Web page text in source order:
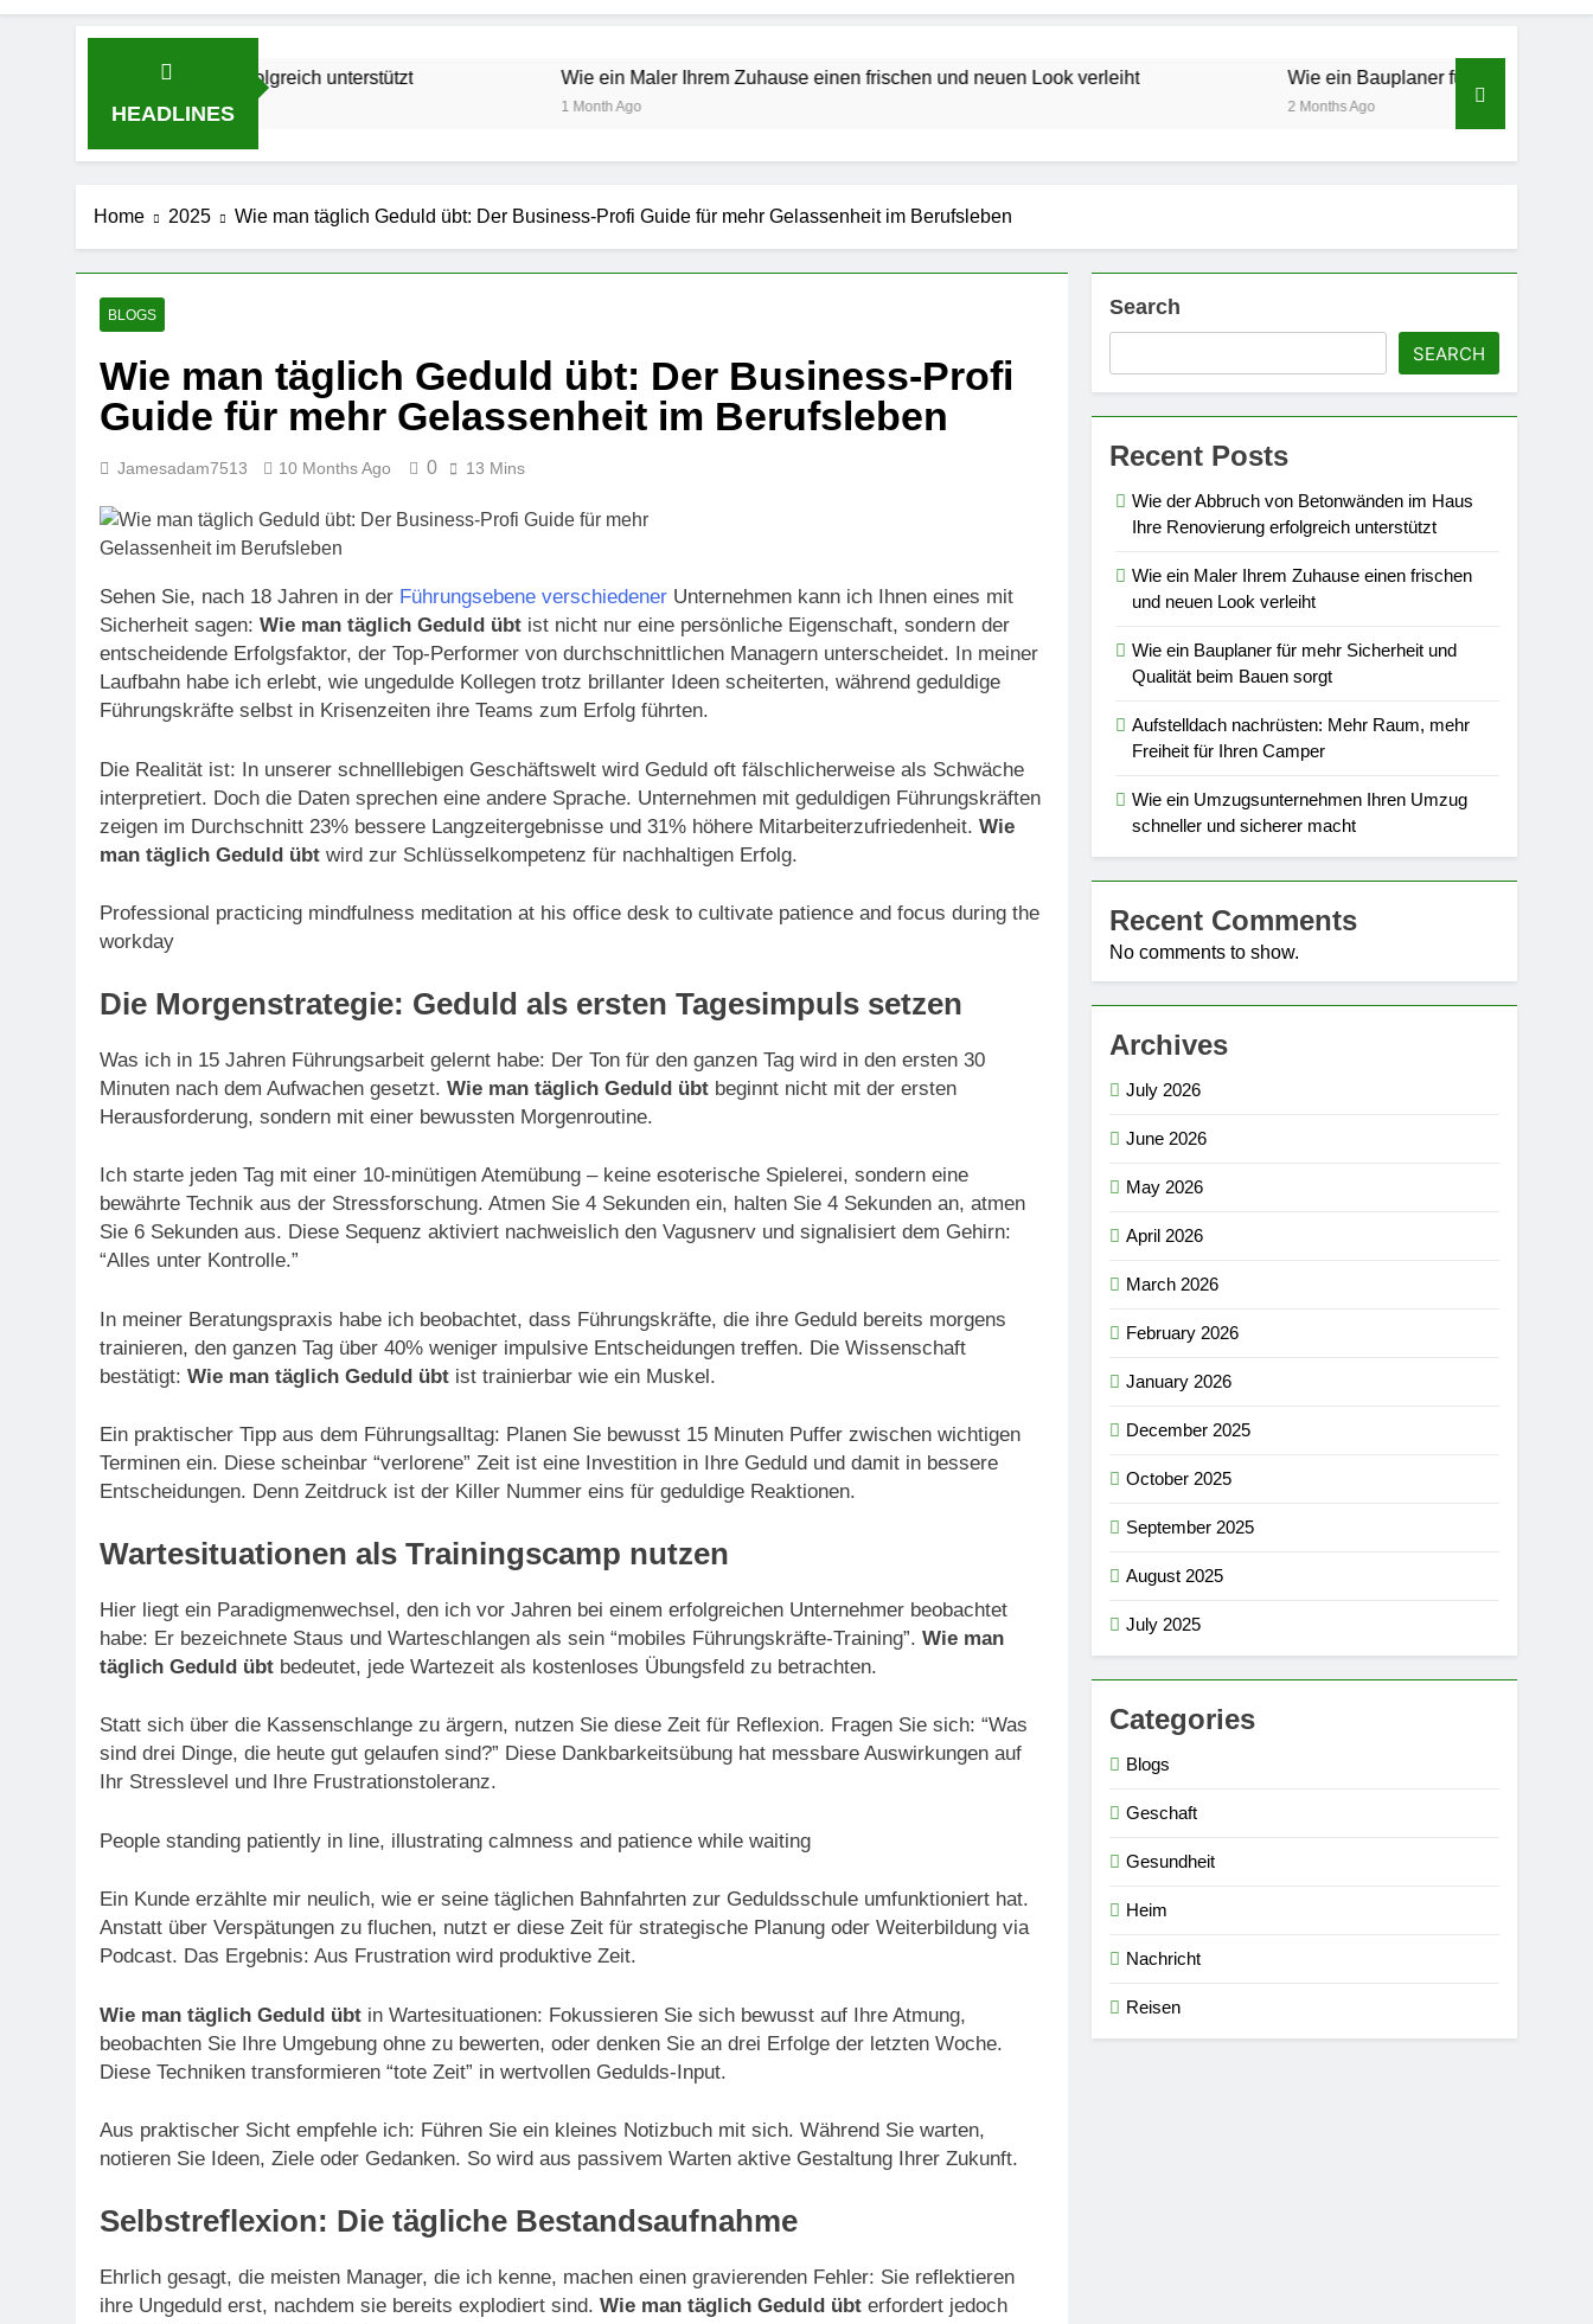
HEADLINES
erfolgreich unterstützt Wie ein Maler Ihrem Zuhause einen frischen und neuen Look verleiht Wie ein Bauplaner für mehr Sicherheit und
Home 2025 Wie man täglich Geduld übt: Der Business-Profi Guide für mehr Gelassenheit im Berufsleben
BLOGS
Wie man täglich Geduld übt: Der Business-Profi
Guide für mehr Gelassenheit im Berufsleben
Jamesadam7513 10 Months Ago 0 13 Mins
Sehen Sie, nach 18 Jahren in der Führungsebene verschiedener Unternehmen kann ich Ihnen eines mit
Sicherheit sagen: Wie man täglich Geduld übt ist nicht nur eine persönliche Eigenschaft, sondern der
entscheidende Erfolgsfaktor, der Top-Performer von durchschnittlichen Managern unterscheidet. In meiner
Laufbahn habe ich erlebt, wie ungedulde Kollegen trotz brillanter Ideen scheiterten, während geduldige
Führungskräfte selbst in Krisenzeiten ihre Teams zum Erfolg führten.
Die Realität ist: In unserer schnelllebigen Geschäftswelt wird Geduld oft fälschlicherweise als Schwäche
interpretiert. Doch die Daten sprechen eine andere Sprache. Unternehmen mit geduldigen Führungskräften
zeigen im Durchschnitt 23% bessere Langzeitergebnisse und 31% höhere Mitarbeiterzufriedenheit. Wie
man täglich Geduld übt wird zur Schlüsselkompetenz für nachhaltigen Erfolg.
Professional practicing mindfulness meditation at his office desk to cultivate patience and focus during the
workday
Die Morgenstrategie: Geduld als ersten Tagesimpuls setzen
Was ich in 15 Jahren Führungsarbeit gelernt habe: Der Ton für den ganzen Tag wird in den ersten 30
Minuten nach dem Aufwachen gesetzt. Wie man täglich Geduld übt beginnt nicht mit der ersten
Herausforderung, sondern mit einer bewussten Morgenroutine.
Ich starte jeden Tag mit einer 10-minütigen Atemübung – keine esoterische Spielerei, sondern eine
bewährte Technik aus der Stressforschung. Atmen Sie 4 Sekunden ein, halten Sie 4 Sekunden an, atmen
Sie 6 Sekunden aus. Diese Sequenz aktiviert nachweislich den Vagusnerv und signalisiert dem Gehirn:
“Alles unter Kontrolle.”
In meiner Beratungspraxis habe ich beobachtet, dass Führungskräfte, die ihre Geduld bereits morgens
trainieren, den ganzen Tag über 40% weniger impulsive Entscheidungen treffen. Die Wissenschaft
bestätigt: Wie man täglich Geduld übt ist trainierbar wie ein Muskel.
Ein praktischer Tipp aus dem Führungsalltag: Planen Sie bewusst 15 Minuten Puffer zwischen wichtigen
Terminen ein. Diese scheinbar “verlorene” Zeit ist eine Investition in Ihre Geduld und damit in bessere
Entscheidungen. Denn Zeitdruck ist der Killer Nummer eins für geduldige Reaktionen.
Wartesituationen als Trainingscamp nutzen
Hier liegt ein Paradigmenwechsel, den ich vor Jahren bei einem erfolgreichen Unternehmer beobachtet
habe: Er bezeichnete Staus und Warteschlangen als sein “mobiles Führungskräfte-Training”. Wie man
täglich Geduld übt bedeutet, jede Wartezeit als kostenloses Übungsfeld zu betrachten.
Statt sich über die Kassenschlange zu ärgern, nutzen Sie diese Zeit für Reflexion. Fragen Sie sich: “Was
sind drei Dinge, die heute gut gelaufen sind?” Diese Dankbarkeitsübung hat messbare Auswirkungen auf
Ihr Stresslevel und Ihre Frustrationstoleranz.
People standing patiently in line, illustrating calmness and patience while waiting
Ein Kunde erzählte mir neulich, wie er seine täglichen Bahnfahrten zur Geduldsschule umfunktioniert hat.
Anstatt über Verspätungen zu fluchen, nutzt er diese Zeit für strategische Planung oder Weiterbildung via
Podcast. Das Ergebnis: Aus Frustration wird produktive Zeit.
Wie man täglich Geduld übt in Wartesituationen: Fokussieren Sie sich bewusst auf Ihre Atmung,
beobachten Sie Ihre Umgebung ohne zu bewerten, oder denken Sie an drei Erfolge der letzten Woche.
Diese Techniken transformieren “tote Zeit” in wertvollen Gedulds-Input.
Aus praktischer Sicht empfehle ich: Führen Sie ein kleines Notizbuch mit sich. Während Sie warten,
notieren Sie Ideen, Ziele oder Gedanken. So wird aus passivem Warten aktive Gestaltung Ihrer Zukunft.
Selbstreflexion: Die tägliche Bestandsaufnahme
Ehrlich gesagt, die meisten Manager, die ich kenne, machen einen gravierenden Fehler: Sie reflektieren
ihre Ungeduld erst, nachdem sie bereits explodiert sind. Wie man täglich Geduld übt erfordert jedoch
Search
SEARCH
Recent Posts
Wie der Abbruch von Betonwänden im Haus
Ihre Renovierung erfolgreich unterstützt
Wie ein Maler Ihrem Zuhause einen frischen
und neuen Look verleiht
Wie ein Bauplaner für mehr Sicherheit und
Qualität beim Bauen sorgt
Aufstelldach nachrüsten: Mehr Raum, mehr
Freiheit für Ihren Camper
Wie ein Umzugsunternehmen Ihren Umzug
schneller und sicherer macht
Recent Comments
No comments to show.
Archives
July 2026
June 2026
May 2026
April 2026
March 2026
February 2026
January 2026
December 2025
October 2025
September 2025
August 2025
July 2025
Categories
Blogs
Geschaft
Gesundheit
Heim
Nachricht
Reisen